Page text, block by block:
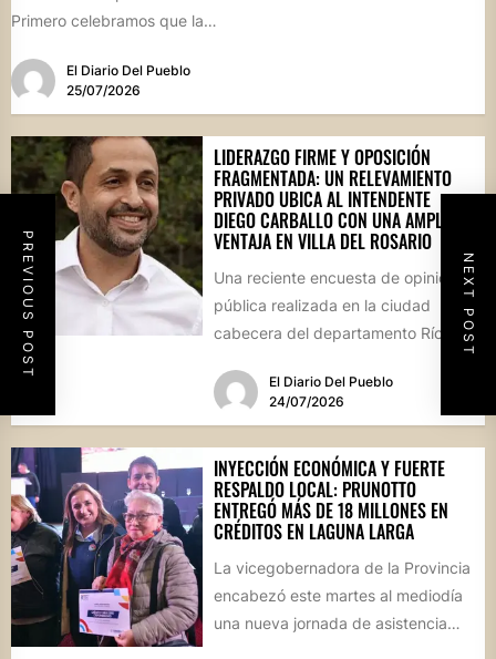
PREVIOUS POST NEXT POST
Primero celebramos que la
haya...
El Diario Del Pueblo
25/07/2026
LIDERAZGO FIRME Y OPOSICIÓN
FRAGMENTADA: UN RELEVAMIENTO
PRIVADO UBICA AL INTENDENTE
DIEGO CARBALLO CON UNA AMPLIA
VENTAJA EN VILLA DEL ROSARIO
Una reciente encuesta de opinión
pública realizada en la ciudad
cabecera del departamento Río
mandatario...El Diario Del Pueblo
24/07/2026
INYECCIÓN ECONÓMICA Y FUERTE
RESPALDO LOCAL: PRUNOTTO
ENTREGÓ MÁS DE 18 MILLONES EN
CRÉDITOS EN LAGUNA LARGA
La vicegobernadora de la Provincia
encabezó este martes al mediodía
una nueva jornada de asistencia